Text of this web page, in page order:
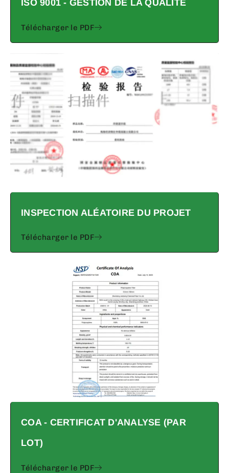
ISO 9001 - GESTION DE LA QUALITÉ
Télécharger le PDF
INSPECTION ALÉATOIRE DU PROJET
Télécharger le PDF
COA - CERTIFICAT D'ANALYSE (PAR
LOT)
Télécharger le PDF